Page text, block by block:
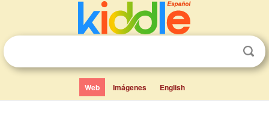
Web Imágenes English